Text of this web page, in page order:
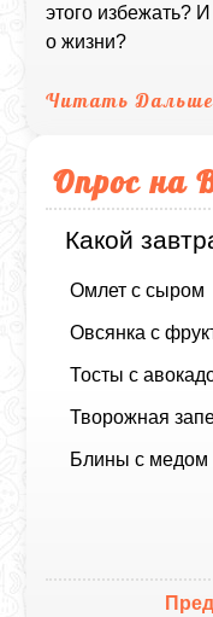
этого избежать?
о жизни?
Читать
Опрос на
Какой
Омлет с сыром
Овсянка с
Тосты с
Творожная
Блины с медом